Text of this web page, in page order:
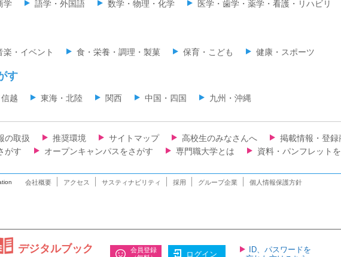
学 語学・外国語 数学・物理・化学 医学・歯学・薬学・看護・リハビリ
楽・イベント 食・栄養・調理・製菓 保育・こども 健康・スポーツ
す
越 東海・北陸 関西 中国・四国 九州・沖縄
の取扱 推奨環境 サイトマップ 高校生のみなさんへ
掲載情報・登録
がす オープンキャンパスをさがす 専門職大学とは 資料・パンフレット
会社概要 アクセス サスティナビリティ 採用 グループ企業 個人情報保護方針
デジタルブック
会員登録
ログイン
ID、パスワードを